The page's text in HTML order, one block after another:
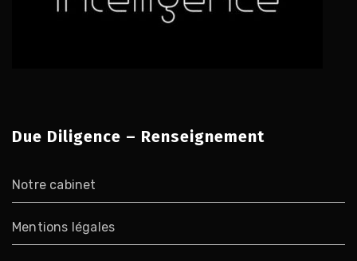
Due Diligence – Renseignement
Notre cabinet
Mentions légales